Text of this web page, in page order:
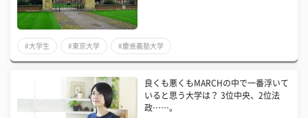
#大学生 #東京大学 #慶應義塾大学
良くも悪くもMARCHの中で一番浮いて
いると思う大学は？ 3位中央、2位法
政……。